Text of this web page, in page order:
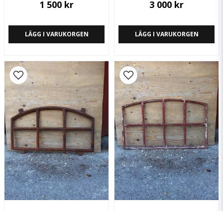
1 500 kr
LÄGG I VARUKORGEN
3 000 kr
LÄGG I VARUKORGEN